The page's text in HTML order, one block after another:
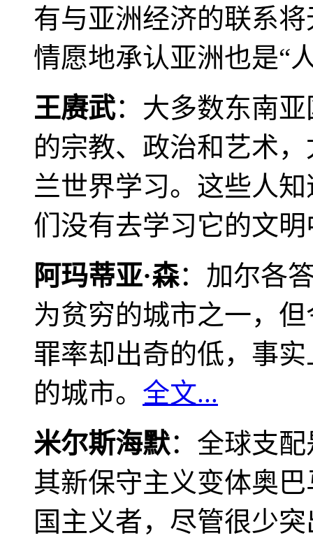
有与亚洲经济的联系
情愿地承认亚洲也是“
王赓武：大多数东南
的宗教、政治和艺术
兰世界学习。这些人
们没有去学习它的文
阿玛蒂亚·森：加尔各
为贫穷的城市之一，
罪率却出奇的低，事
的城市。 全文...
米尔斯海默：全球支
其新保守主义变体奥
国主义者，尽管很少